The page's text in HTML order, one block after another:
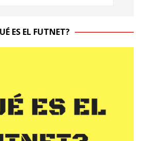
ES EL FUTNET?